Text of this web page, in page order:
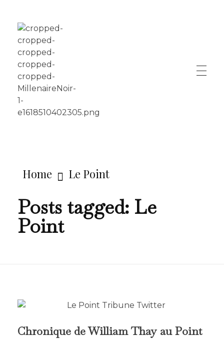
Home Le Point
Posts tagged: Le
Point
Chronique de William Thay au Point